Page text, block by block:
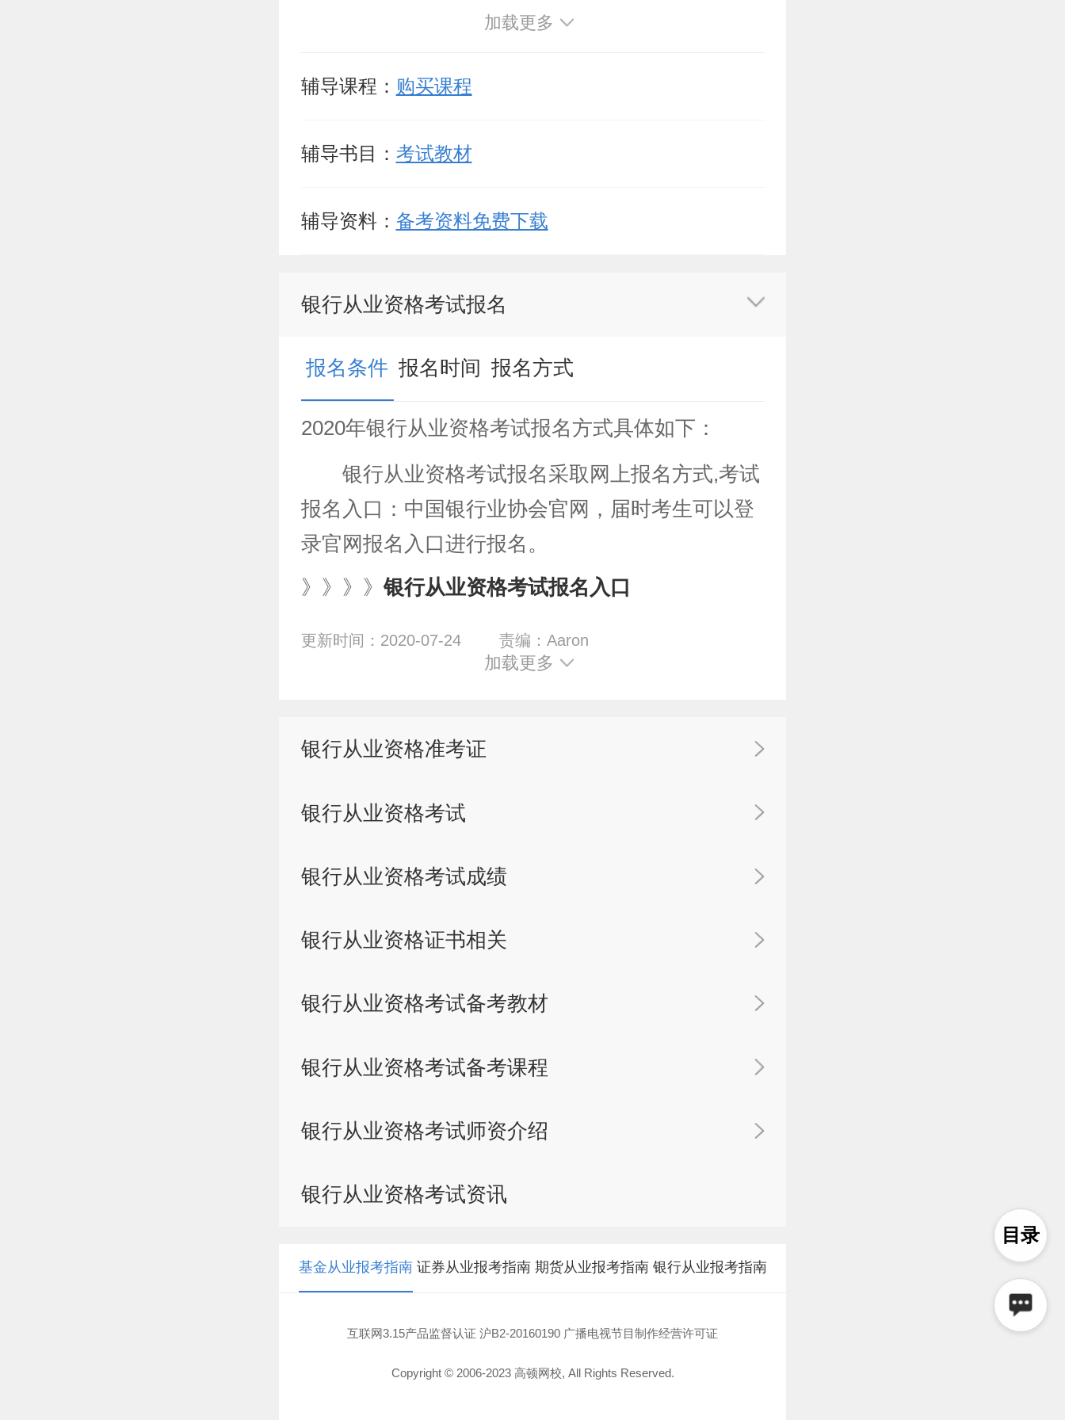
加载更多
辅导课程： 购买课程
辅导书目： 考试教材
辅导资料： 备考资料免费下载
银行从业资格考试报名
报名条件 报名时间 报名方式
及入口
2020年银行从业资格考试报名方式具体如下：
银行从业资格考试报名采取网上报名方式,考试
报名入口：中国银行业协会官网，届时考生可以登
录官网报名入口进行报名。
》》》》银行从业资格考试报名入口
更新时间：2020-07-24 责编：Aaron
加载更多
银行从业资格准考证
银行从业资格考试
银行从业资格考试成绩
银行从业资格证书相关
银行从业资格考试备考教材
银行从业资格考试备考课程
银行从业资格考试师资介绍
银行从业资格考试资讯
基金从业报考指南 证券从业报考指南 期货从业报考指南 银行从业报考指南 注册会
互联网3.15产品监督认证 沪B2-20160190 广播电视节目制作经营许可证
Copyright © 2006-2023 高顿网校, All Rights Reserved.
目录